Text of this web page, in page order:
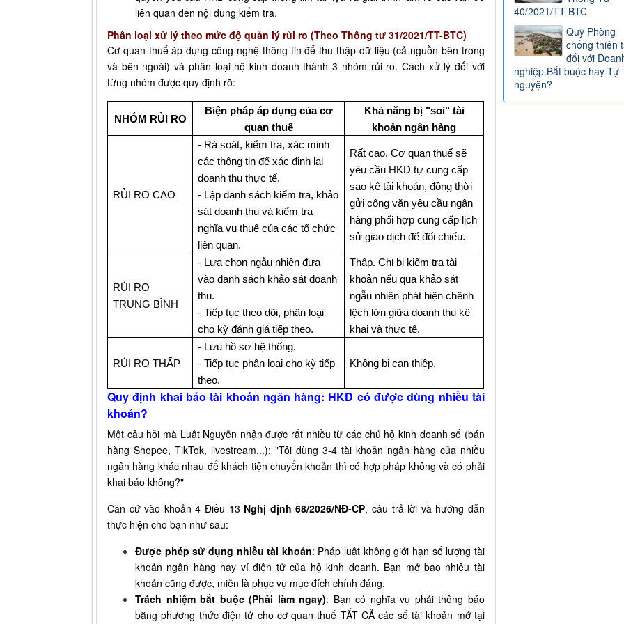
liên quan đến nội dung kiểm tra.
Phân loại xử lý theo mức độ quản lý rủi ro (Theo Thông tư 31/2021/TT-BTC)
Cơ quan thuế áp dụng công nghệ thông tin để thu thập dữ liệu (cả nguồn bên trong
và bên ngoài) và phân loại hộ kinh doanh thành 3 nhóm rủi ro. Cách xử lý đối với
từng nhóm được quy định rõ:
NHÓM RỦI RO
Biện pháp áp dụng của cơ
quan thuế
Khả năng bị "soi" tài
khoản ngân hàng
RỦI RO CAO
- Rà soát, kiểm tra, xác minh
các thông tin để xác định lại
doanh thu thực tế.
- Lập danh sách kiểm tra, khảo
sát doanh thu và kiểm tra
nghĩa vụ thuế của các tổ chức
liên quan.
Rất cao. Cơ quan thuế sẽ
yêu cầu HKD tự cung cấp
sao kê tài khoản, đồng thời
gửi công văn yêu cầu ngân
hàng phối hợp cung cấp lịch
sử giao dịch để đối chiếu.
RỦI RO
TRUNG BÌNH
- Lựa chọn ngẫu nhiên đưa
vào danh sách khảo sát doanh
thu.
- Tiếp tục theo dõi, phân loại
cho kỳ đánh giá tiếp theo.
Thấp. Chỉ bị kiểm tra tài
khoản nếu qua khảo sát
ngẫu nhiên phát hiện chênh
lệch lớn giữa doanh thu kê
khai và thực tế.
RỦI RO THẤP
- Lưu hồ sơ hệ thống.
- Tiếp tục phân loại cho kỳ tiếp
theo.
Không bị can thiệp.
Quy định khai báo tài khoản ngân hàng: HKD có được dùng nhiều tài
khoản?
Một câu hỏi mà Luật Nguyễn nhận được rất nhiều từ các chủ hộ kinh doanh số (bán
hàng Shopee, TikTok, livestream...): "Tôi dùng 3-4 tài khoản ngân hàng của nhiều
ngân hàng khác nhau để khách tiện chuyển khoản thì có hợp pháp không và có phải
khai báo không?"
Căn cứ vào khoản 4 Điều 13 Nghị định 68/2026/NĐ-CP, câu trả lời và hướng dẫn
thực hiện cho bạn như sau:
Được phép sử dụng nhiều tài khoản: Pháp luật không giới hạn số lượng tài
khoản ngân hàng hay ví điện tử của hộ kinh doanh. Bạn mở bao nhiêu tài
khoản cũng được, miễn là phục vụ mục đích chính đáng.
Trách nhiệm bắt buộc (Phải làm ngay): Bạn có nghĩa vụ phải thông báo
bằng phương thức điện tử cho cơ quan thuế TẤT CẢ các số tài khoản mở tại
40/2021/TT-BTC
Quỹ Phòng
chống thiên
đối với
nghiệp.Bắt buộc hay Tự
nguyện?